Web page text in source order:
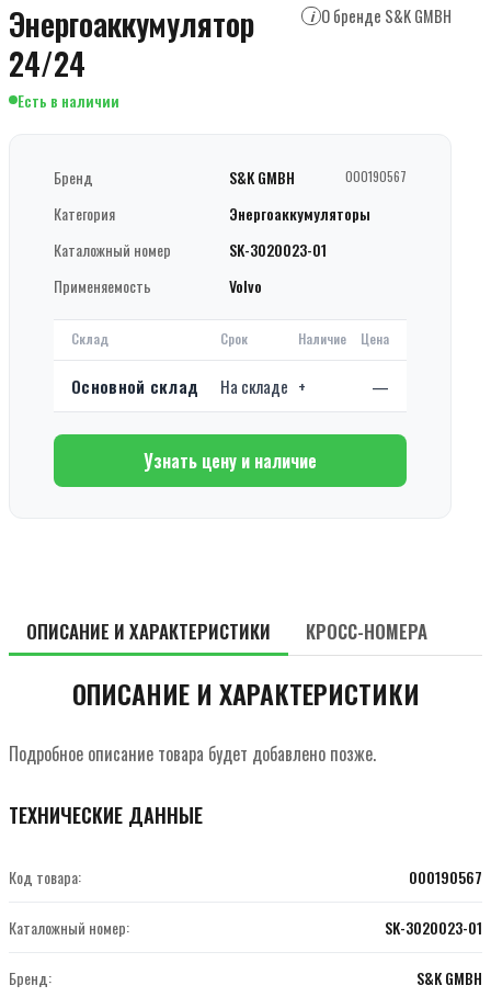
Энергоаккумулятор
24/24
i О бренде S&K GMBH
Есть в наличии
Бренд S&K GMBH 000190567
Категория
Энергоаккумуляторы
Каталожный номер
SK-3020023-01
Применяемость
Volvo
Склад Срок Наличие Цена
Основной склад На складе + —
Узнать цену и наличие
ОПИСАНИЕ И ХАРАКТЕРИСТИКИ КРОСС-НОМЕРА
ОПИСАНИЕ И ХАРАКТЕРИСТИКИ
Подробное описание товара будет добавлено позже.
ТЕХНИЧЕСКИЕ ДАННЫЕ
Код товара: 000190567
Каталожный номер: SK-3020023-01
Бренд: S&K GMBH